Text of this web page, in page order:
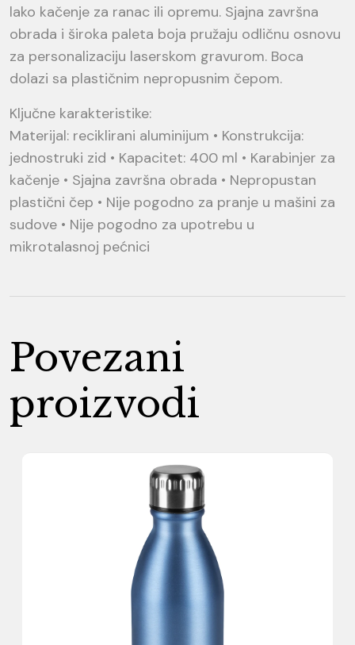
lako kačenje za ranac ili opremu. Sjajna završna
obrada i široka paleta boja pružaju odličnu osnovu
za personalizaciju laserskom gravurom. Boca
dolazi sa plastičnim nepropusnim čepom.
Ključne karakteristike:
Materijal: reciklirani aluminijum • Konstrukcija:
jednostruki zid • Kapacitet: 400 ml • Karabinjer za
kačenje • Sjajna završna obrada • Nepropustan
plastični čep • Nije pogodno za pranje u mašini za
sudove • Nije pogodno za upotrebu u
mikrotalasnoj pećnici
Povezani
proizvodi